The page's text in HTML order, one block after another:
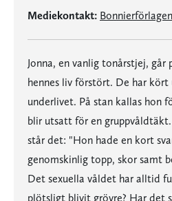
Mediekontakt:
Jonna, en vanlig tonårstjej, går
hennes liv förstört. De har kört
underlivet. På stan kallas hon
blir utsatt för en
står det: "Hon hade en kort
genomskinlig topp, skor samt
Det sexuella våldet har alltid
plötsligt blivit grövre? Har det